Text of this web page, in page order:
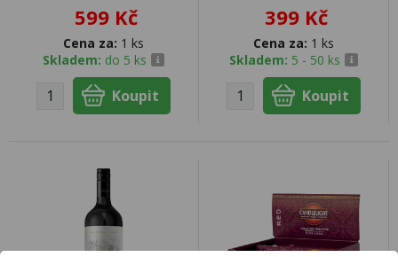
599 Kč
Cena za: 1 ks
Skladem: do 5 ks
399 Kč
Cena za: 1 ks
Skladem: 5 - 50 ks